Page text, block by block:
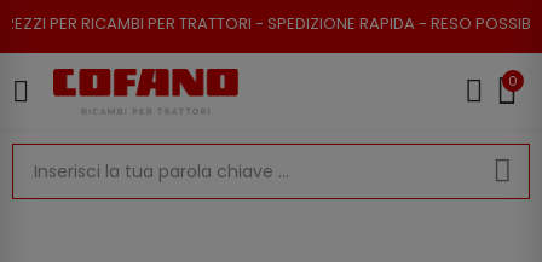
RICAMBI PER TRATTORI - SPEDIZIONE RAPIDA - RESO POSSIBILE
0